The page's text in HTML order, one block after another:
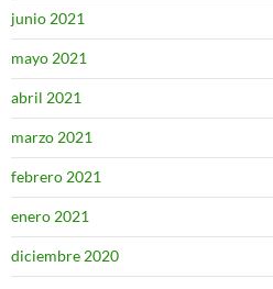
junio 2021
mayo 2021
abril 2021
marzo 2021
febrero 2021
enero 2021
diciembre 2020